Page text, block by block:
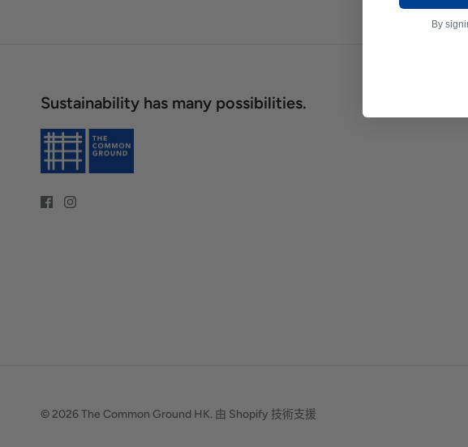
Sustainability has many possibilities.
© 2026The Common Ground HK. 由 Shopify 技術支援
By